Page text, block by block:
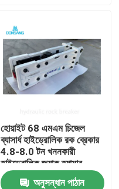
হোয়াইট 68 এমএম চিজেল
ব্যাসার্ধ হাইড্রোলিক রক ব্রেকার
4.8-8.0 টন খননকারী
হাইড্রোলিক জ্যাক হ্যামার
অনুসন্ধান পাঠান